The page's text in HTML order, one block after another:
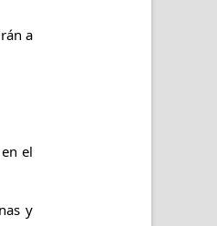
a
el
y